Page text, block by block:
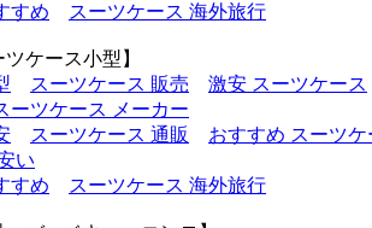
すめ
スーツケース 海外旅行
ケース小型】
スーツケース 販売
激安 スーツケース
ーツケース メーカー
スーツケース 通販
おすすめ スーツケ
い
すめ
スーツケース 海外旅行